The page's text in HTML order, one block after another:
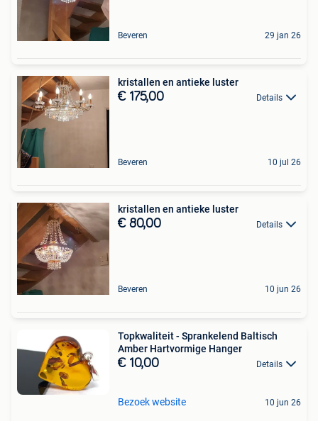
Beveren 29 jan 26
kristallen en antieke luster
€ 175,00 Details
Beveren 10 jul 26
kristallen en antieke luster
€ 80,00 Details
Beveren 10 jun 26
Topkwaliteit - Sprankelend Baltisch
Amber Hartvormige Hanger
€ 10,00 Details
Bezoek website 10 jun 26